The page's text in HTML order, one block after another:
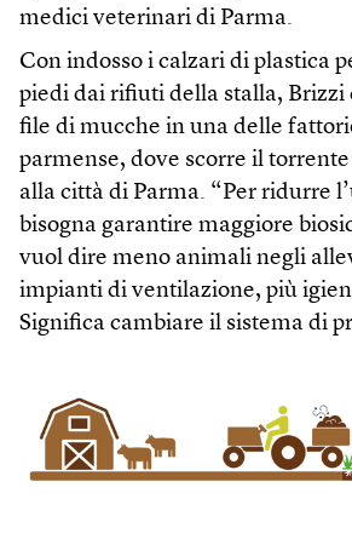
medici veterinari di Parma.
Con indosso i calzari di plastica
piedi dai rifiuti della stalla, Brizzi
file di mucche in una delle
parmense, dove scorre il
alla città di Parma. “Per ridurre
bisogna garantire maggiore
vuol dire meno animali negli
impianti di ventilazione, più
Significa cambiare il sistema di